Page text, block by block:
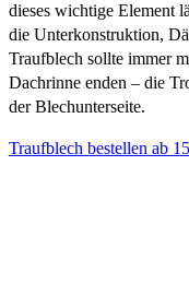
dieses wichtige Element
die Unterkonstruktion,
Traufblech sollte immer
Dachrinne enden – die
der Blechunterseite.
Traufblech bestellen ab